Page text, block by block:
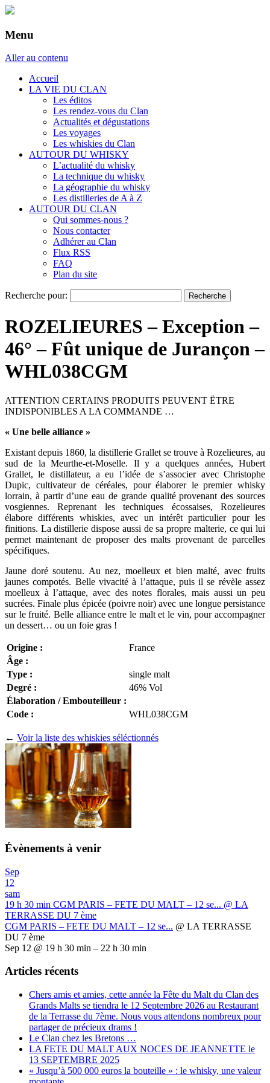
Menu
Aller au contenu
Accueil
LA VIE DU CLAN
Les éditos
Les rendez-vous du Clan
Actualités et dégustations
Les voyages
Les whiskies du Clan
AUTOUR DU WHISKY
L’actualité du whisky
La technique du whisky
La géographie du whisky
Les distilleries de A à Z
AUTOUR DU CLAN
Qui sommes-nous ?
Nous contacter
Adhérer au Clan
Flux RSS
FAQ
Plan du site
Recherche pour:
ROZELIEURES – Exception –
46° – Fût unique de Jurançon –
WHL038CGM
ATTENTION CERTAINS PRODUITS PEUVENT ËTRE
INDISPONIBLES A LA COMMANDE …
« Une belle alliance »
Existant depuis 1860, la distillerie Grallet se trouve à Rozelieures, au
sud de la Meurthe-et-Moselle. Il y a quelques années, Hubert
Grallet, le distillateur, a eu l’idée de s’associer avec Christophe
Dupic, cultivateur de céréales, pour élaborer le premier whisky
lorrain, à partir d’une eau de grande qualité provenant des sources
vosgiennes. Reprenant les techniques écossaises, Rozelieures
élabore différents whiskies, avec un intérêt particulier pour les
finitions. La distillerie dispose aussi de sa propre malterie, ce qui lui
permet maintenant de proposer des malts provenant de parcelles
spécifiques.
Jaune doré soutenu. Au nez, moelleux et bien malté, avec fruits
jaunes compotés. Belle vivacité à l’attaque, puis il se révèle assez
moelleux à l’attaque, avec des notes florales, mais aussi un peu
sucrées. Finale plus épicée (poivre noir) avec une longue persistance
sur le fruité. Belle alliance entre le malt et le vin, pour accompagner
un dessert… ou un foie gras !
Origine :
France
Âge :
Type :
single malt
Degré :
46% Vol
Élaboration / Embouteilleur :
Code :
WHL038CGM
← Voir la liste des whiskies séléctionnés
Évènements à venir
Sep
12
sam
19 h 30 min CGM PARIS – FETE DU MALT – 12 se... @ LA
TERRASSE DU 7 ème
CGM PARIS – FETE DU MALT – 12 se... @ LA TERRASSE
DU 7 ème
Sep 12 @ 19 h 30 min – 22 h 30 min
Articles récents
Chers amis et amies, cette année la Fête du Malt du Clan des
Grands Malts se tiendra le 12 Septembre 2026 au Restaurant
de la Terrasse du 7ème. Nous vous attendons nombreux pour
partager de précieux drams !
Le Clan chez les Bretons …
LA FETE DU MALT AUX NOCES DE JEANNETTE le
13 SEPTEMBRE 2025
« Jusqu’à 500 000 euros la bouteille » : le whisky, une valeur